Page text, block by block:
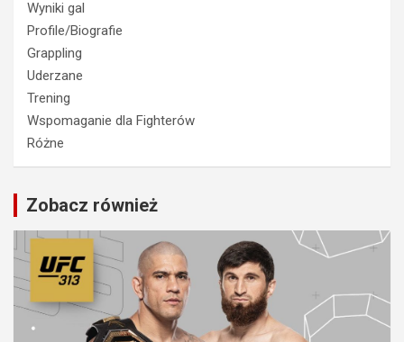
Wyniki gal
Profile/Biografie
Grappling
Uderzane
Trening
Wspomaganie dla Fighterów
Różne
Zobacz również